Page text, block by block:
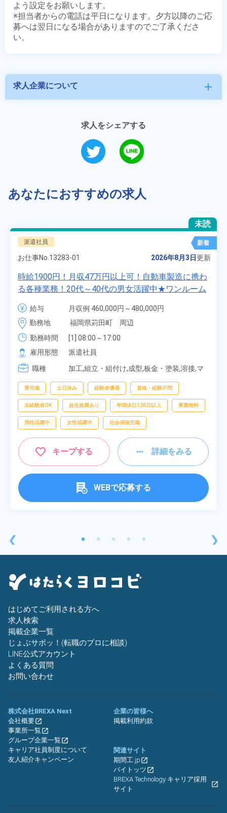
よう設定をお願いします。
※担当者からの電話は平日になります。夕方以降のご応
募へは翌日になる場合がありますのでご了承くださ
求人企業について add
求人をシェアする
あなたにおすすめの求人
❮
未読
派遣社員 新着
お仕事No. 13283-01 2026年8月3日更新
時給1900円！月収47万円以上可！自動車製造に携わ
る各種業務！20代～40代の男女活躍中★ワンルーム
寮無料！マイカー通勤OK！無料駐車場あり！赴任旅
費会社負担！社員食堂あり！日払いあり！土日休
み！特別賞与90万円支給！《福岡県京都郡苅田町》
給与
月収例 460,000円～480,000円
時給 1,900円～1,900円
勤務地
福岡県苅田町　周辺
勤務時間
[1] 08:00～17:00
[2] 20:00～05:00
[3] 06:30～15:00
[4] 14:30～23:00
雇用形態
派遣社員
職種
加工,組立・組付け,成型,板金・塗装,溶接,マ
査,物流・配送
寮完備 土日休み 経験者優遇 資格・経験不問
未経験者OK 赴任旅費あり 年間休日120日以上 寮費無料
男性活躍中 女性活躍中 社会保険完備
キープする 詳細をみる
WEBで応募する
❯
はじめてご利用される方へ
求人検索
掲載企業一覧
じょぶサポッ！(転職のプロに相談)
LINE公式アカウント
よくある質問
お問い合わせ
株式会社BREXA Next
会社概要
事業所一覧
グループ企業一覧
キャリア社員制度について
友人紹介キャンペーン
企業の皆様へ
掲載利用約款
関連サイト
期間工.jp
バイトッツ
BREXA Technology キャリア採用
サイト